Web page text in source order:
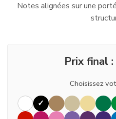
Notes alignées sur une
Prix final :
Choisissez